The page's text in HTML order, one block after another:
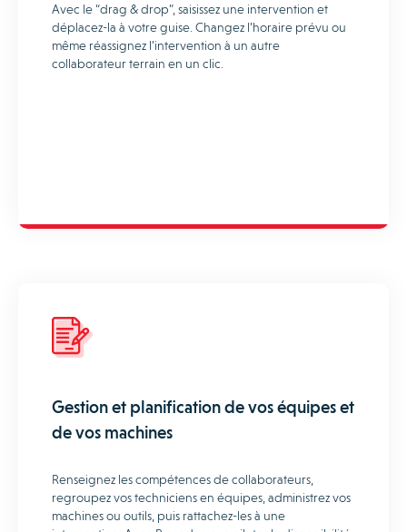
Avec le “drag & drop”, saisissez une intervention et
déplacez-la à votre guise. Changez l’horaire prévu ou
même réassignez l’intervention à un autre
collaborateur terrain en un clic.
Gestion et planification de vos équipes et
de vos machines
Renseignez les compétences de collaborateurs,
regroupez vos techniciens en équipes, administrez vos
machines ou outils, puis rattachez-les à une